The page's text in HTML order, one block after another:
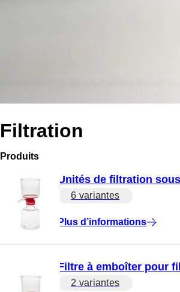
Filtration
Produits
Unités de filtration
6 variantes
Plus d’informations
Filtre à emboîter pour
2 variantes